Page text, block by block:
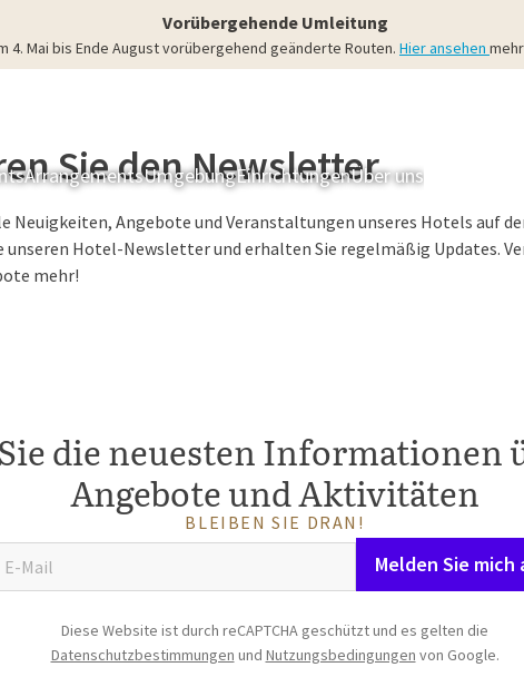
Vorübergehende Umleitung
Mai bis Ende August vorübergehend geänderte Routen. Hier ansehen
ArrangementsUmgebungEinrichtungenÜber uns
Sie den Newsletter
Neuigkeiten, Angebote und Veranstaltungen unseres Hotels auf
unseren Hotel-Newsletter und erhalten Sie regelmäßig Updates.
mehr!
die neuesten Informationen
Angebote und Aktivitäten
BLEIBEN SIE DRAN!
Melden Sie mich
Diese Website ist durch reCAPTCHA geschützt und es gelten die
Datenschutzbestimmungen und Nutzungsbedingungen von Google.